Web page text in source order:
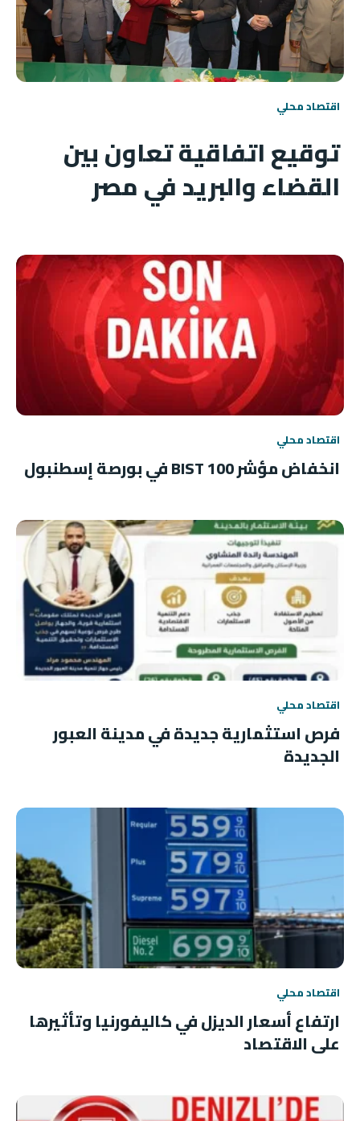
اقتصاد محلي
توقيع اتفاقية تعاون بين
القضاء والبريد في مصر
اقتصاد محلي
انخفاض مؤشر BIST 100 في بورصة إسطنبول
اقتصاد محلي
فرص استثمارية جديدة في مدينة العبور
الجديدة
اقتصاد محلي
ارتفاع أسعار الديزل في كاليفورنيا وتأثيرها
على الاقتصاد